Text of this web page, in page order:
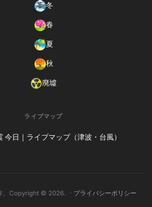
冬
春
夏
秋
廃墟
ライブマップ
今日｜ライブマップ（津波・台風）
。Copyright © 2026. · プライバシーポリシー